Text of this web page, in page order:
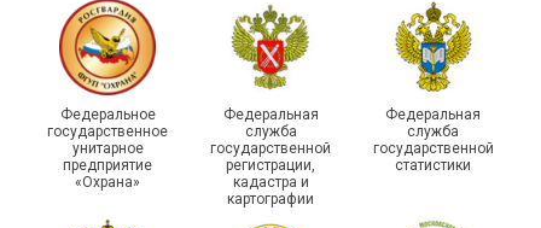
215-й юбилей
государственной
статистики отметили в
Республике Саха (Якутия)
Храбрым детям – добрые
подарки
Федеральное
государственное
унитарное
предприятие
«Охрана»
Федеральная
служба
государственной
регистрации,
кадастра и
картографии
Федеральная
служба
государственной
статистики